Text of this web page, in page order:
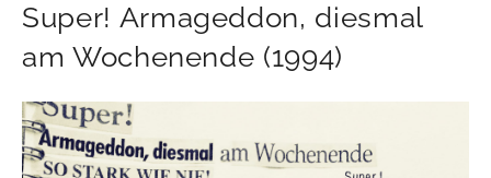
Super! Armageddon, diesmal
am Wochenende (1994)